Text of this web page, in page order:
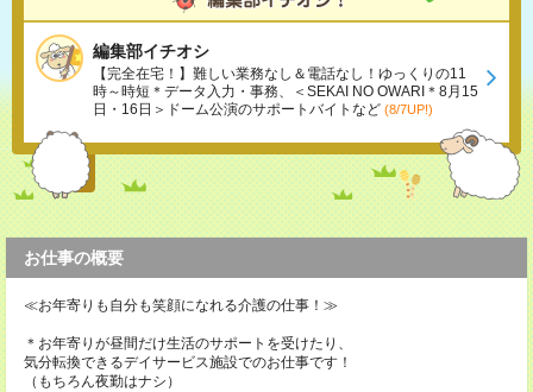
編集部イチオシ
【完全在宅！】難しい業務なし＆電話なし！ゆっくりの11
時～時短＊データ入力・事務、＜SEKAI NO OWARI＊8月15
日・16日＞ドーム公演のサポートバイトなど (8/7UP!)
お仕事の概要
≪お年寄りも自分も笑顔になれる介護の仕事！≫
＊お年寄りが昼間だけ生活のサポートを受けたり、
気分転換できるデイサービス施設でのお仕事です！
（もちろん夜勤はナシ）